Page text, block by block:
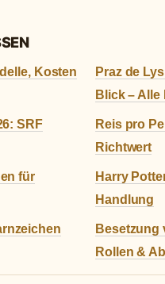
Kosten
Praz de
Blick – Alle
SRF
Reis pro
Richtwert
für
Harry
Handlung
Besetzung
Rollen &